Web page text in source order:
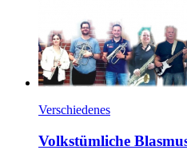
Verschiedenes
Volkstümliche